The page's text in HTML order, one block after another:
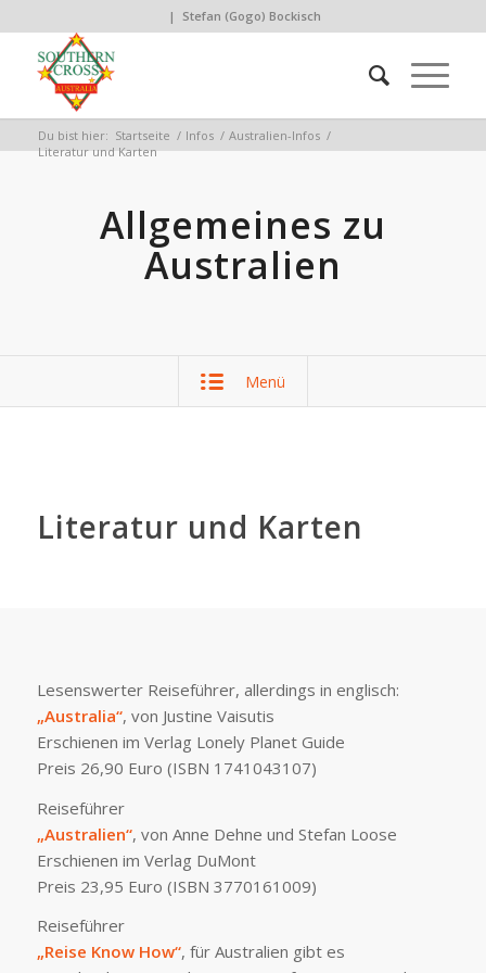
| Stefan (Gogo) Bockisch
Du bist hier: Startseite / Infos / Australien-Infos /
Literatur und Karten
Allgemeines zu
Australien
Menü
Literatur und Karten
Lesenswerter Reiseführer, allerdings in englisch:
„Australia“, von Justine Vaisutis
Erschienen im Verlag Lonely Planet Guide
Preis 26,90 Euro (ISBN 1741043107)
Reiseführer
„Australien“, von Anne Dehne und Stefan Loose
Erschienen im Verlag DuMont
Preis 23,95 Euro (ISBN 3770161009)
Reiseführer
„Reise Know How“, für Australien gibt es